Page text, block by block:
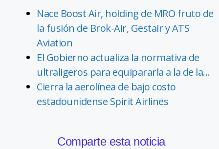
Nace Boost Air, holding de MRO fruto de
la fusión de Brok-Air, Gestair y ATS
Aviation
El Gobierno actualiza la normativa de
ultraligeros para equipararla a la de la…
Cierra la aerolínea de bajo costo
estadounidense Spirit Airlines
Comparte esta noticia